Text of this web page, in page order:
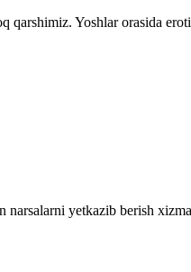
qarshimiz. Yoshlar orasida
yetkazib berish